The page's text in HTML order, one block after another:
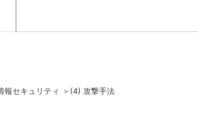
報セキュリティ ＞(4) 攻撃手法